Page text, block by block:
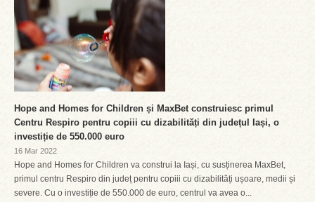
Hope and Homes for Children și MaxBet construiesc primul
Centru Respiro pentru copiii cu dizabilități din județul Iași, o
investiție de 550.000 euro
16 Mar 2022
Hope and Homes for Children va construi la Iași, cu susținerea MaxBet,
primul centru Respiro din județ pentru copiii cu dizabilități ușoare, medii și
severe. Cu o investiție de 550.000 de euro, centrul va avea o...